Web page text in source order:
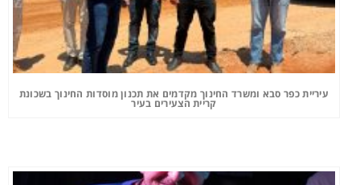
עיריית כפר סבא ומשרד החינוך מקדמים את תכנון מוסדות החינוך בשכונת
קריית הצעירים בעיר